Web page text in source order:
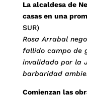
La alcaldesa de
casas en una
SUR)
Rosa Arrabal
fallido campo de
invalidado por la
barbaridad
Comienzan las